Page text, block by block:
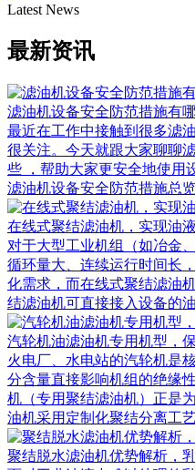
Latest News
最新资讯
滤油机设备安全防范措施有
最近在工作中接触到很多滤
很关注。今天就跟大家聊聊
些 ，帮助大家更安全地使用
滤油机设备安全防范措施总
在线式聚结滤油机，实现油
对于大型工业机组（如冶金
循环量大、连续运行时间长
化需求，而在线式聚结滤油
结滤油机可直接接入设备的
汽轮机油滤油机专用机型，
火电厂、水电站的汽轮机是
分含量直接影响机组的绝缘
机（专用聚结滤油机）正是
油机采用定制化聚结分离工
聚结脱水滤油机优势解析，